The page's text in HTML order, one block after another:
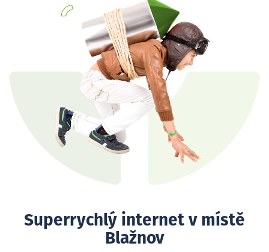
Superrychlý internet v místě
Blažnov